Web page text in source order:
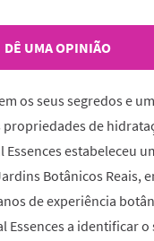
DÊ UMA OPINIÃO
os seus segredos e
propriedades de
Essences estabeleceu
Botânicos Reais,
de experiência
Essences a identificar o